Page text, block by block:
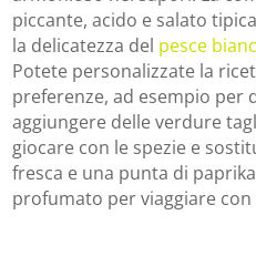
piccante, acido e salato
la delicatezza del pesce
Potete personalizzate la
preferenze, ad esempio per
aggiungere delle verdure
giocare con le spezie e
fresca e una punta di
profumato per viaggiare